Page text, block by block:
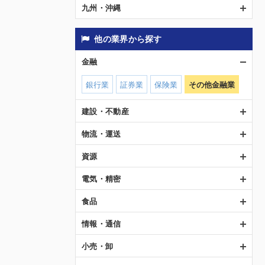
九州・沖縄
他の業界から探す
金融
銀行業 証券業 保険業 その他金融業
建設・不動産
物流・運送
資源
電気・精密
食品
情報・通信
小売・卸